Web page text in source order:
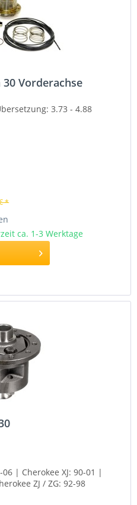
Vorderachse
3.73 - 4.88
*
ca. 1-3 Werktage
06 | Cherokee XJ: 90-01 |
ZJ / ZG: 92-98